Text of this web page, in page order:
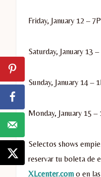
Friday, January 12 –
Saturday, January 13 –
Sunday, January 14 –
Monday, January 15 –
Selectos shows
reservar tu boleta de
XLcenter.com o en